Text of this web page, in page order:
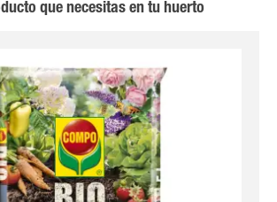
que necesitas en tu huerto